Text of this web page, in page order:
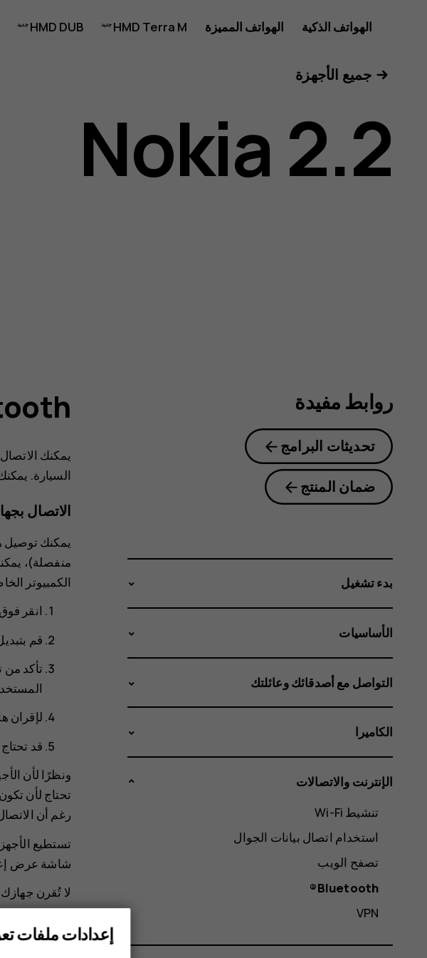
دليل
مستخدم
هاتف
الهواتف الذكية الهواتف المميزة HMD Terra M
HMD DUB
جميع الأجهزة
Nokia 2.2
يمكنك
السيارة.
الاتصال
يمكنك توصيل
منفصلة)،
الكمبيوتر
انقر فوق
قم
تأكد من
لإقران
قد
ونظرًا لأن
رغم أن
تستطيع
شاشة عرض
لا تُقرن
مشاركة
روابط مفيدة
تحديثات البرامج
ضمان المنتج
بدء تشغيل
الأساسيات
التواصل مع أصدقائك وعائلتك
الكاميرا
الإنترنت والاتصالات
تنشيط Wi-Fi
استخدام اتصال بيانات الجوال
تصفح الويب
Bluetooth®
VPN
إعدادات ملفات